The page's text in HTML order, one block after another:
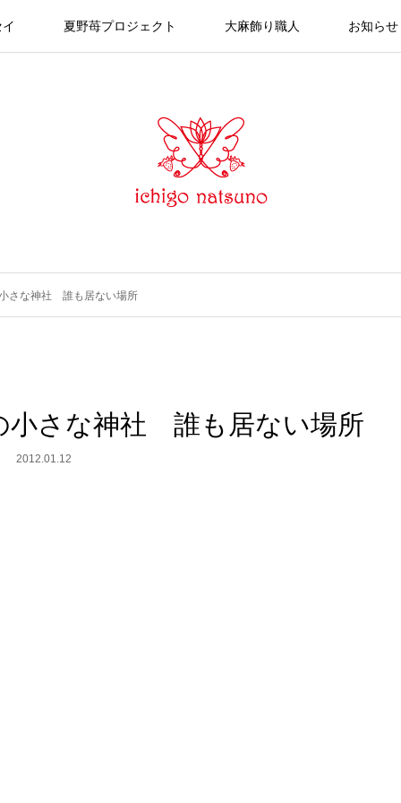
夏野苺プロジェクト 大麻飾り職人 お知らせ
さな神社 誰も居ない場所
さな神社 誰も居ない場所
2012.01.12